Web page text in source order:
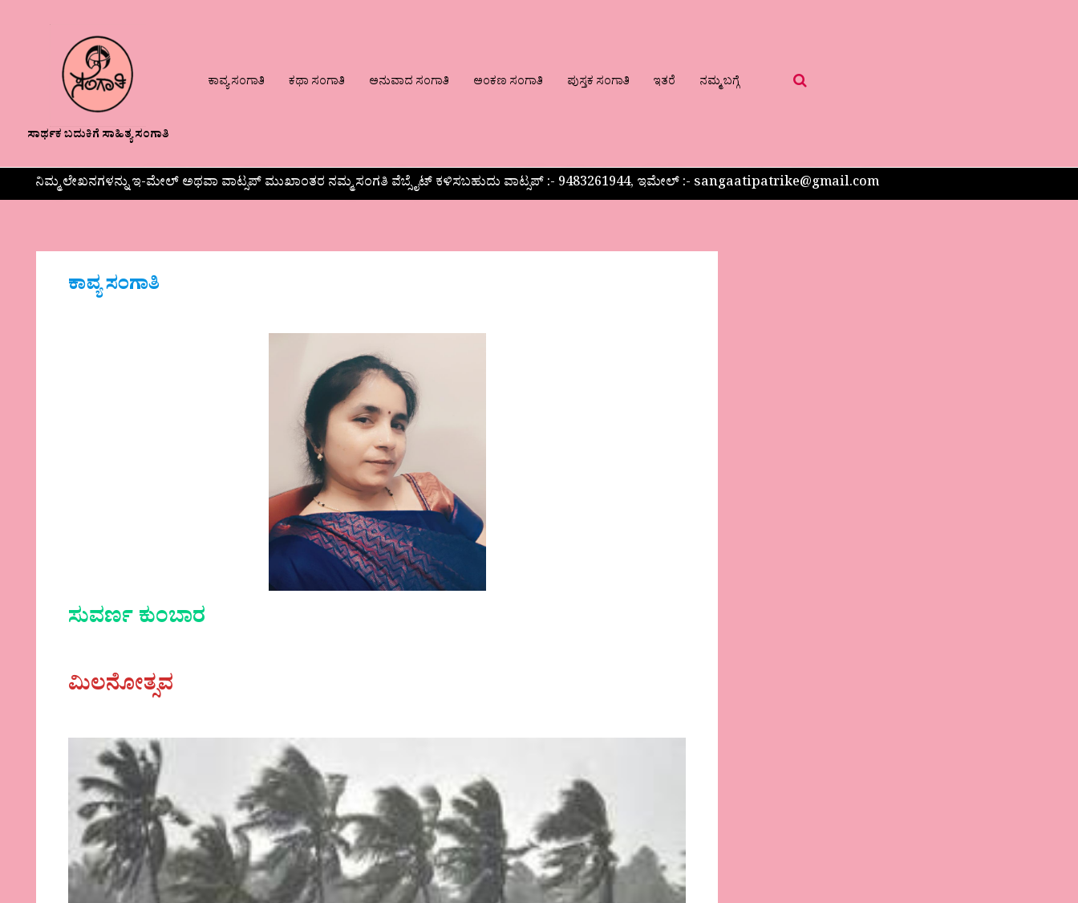
ಸಾರ್ಥಕ ಬದುಕಿಗೆ ಸಾಹಿತ್ಯ ಸಂಗಾತಿ
ಕಾವ್ಯ ಸಂಗಾತಿ ಕಥಾ ಸಂಗಾತಿ ಅನುವಾದ ಸಂಗಾತಿ ಅಂಕಣ ಸಂಗಾತಿ ಪುಸ್ತಕ ಸಂಗಾತಿ ಇತರೆ ನಮ್ಮ ಬಗ್ಗೆ
ನಿಮ್ಮ ಲೇಖನಗಳನ್ನು ಇ-ಮೇಲ್ ಅಥವಾ ವಾಟ್ಸಪ್ ಮುಖಾಂತರ ನಮ್ಮ ಸಂಗತಿ ವೆಬ್ಸೈಟ್ ಕಳಿಸಬಹುದು ವಾಟ್ಸಪ್‌ :- 9483261944, ಇಮೇಲ್ :- sangaatipatrike@gmail.com
ಕಾವ್ಯ ಸಂಗಾತಿ
ಸುವರ್ಣ ಕುಂಬಾರ
ಮಿಲನೋತ್ಸವ